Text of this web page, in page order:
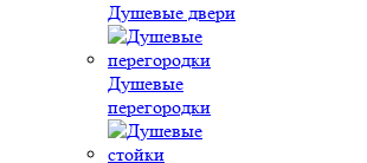
Душевые двери
Душевые
перегородки